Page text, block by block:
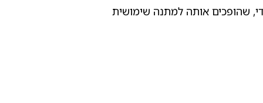
שהופכים אותה למתנה שימושית